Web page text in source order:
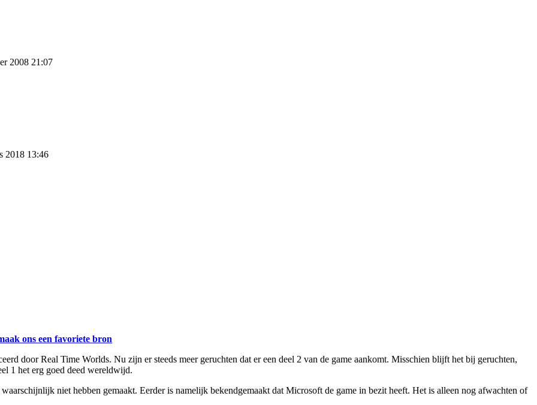
2008 21:07
2018 13:46
ons een favoriete bron
door Real Time Worlds. Nu zijn er steeds meer geruchten dat er een deel 2 van de game aankomt. Misschien blijft het bij geruchten,
1 het erg goed deed wereldwijd.
niet hebben gemaakt. Eerder is namelijk bekendgemaakt dat Microsoft de game in bezit heeft. Het is alleen nog afwachten of